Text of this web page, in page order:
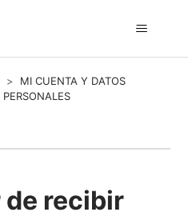
MI CUENTA Y DATOS
PERSONALES
de recibir